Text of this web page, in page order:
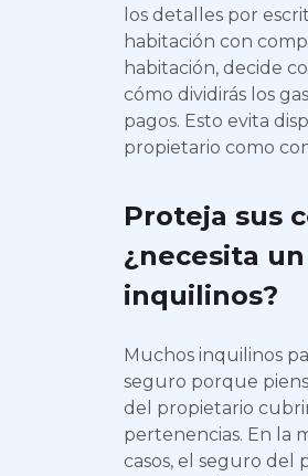
los detalles por
habitación con
habitación, decide
cómo dividirás los
pagos. Esto evita
propietario como
Proteja sus
¿necesita
inquilinos?
Muchos inquilinos
seguro porque
del propietario
pertenencias. En la
casos, el seguro del